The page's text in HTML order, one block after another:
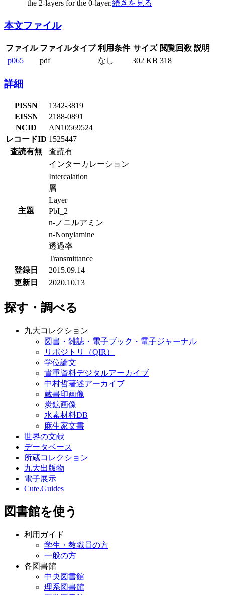
the 2-layers for the 0-layer.続きを見る
本文ファイル
ファイル ファイルタイプ 利用条件 サイズ 閲覧回数 説明
p065
pdf なし 302 KB 318
詳細
PISSN
1342-3819
EISSN
2188-0891
NCID
AN10569524
レコードID 1525447
査読有無
査読有
主題
インターカレーション
Intercalation
層
Layer
PbI_2
n-ノニルアミン
n-Nonylamine
透過率
Transmittance
登録日
2015.09.14
更新日
2020.10.13
探す・調べる
九大コレクション
図書・雑誌・電子ブック・電子ジャーナル
リポジトリ（QIR）
学位論文
貴重資料デジタルアーカイブ
中村哲著述アーカイブ
蔵書印画像
炭鉱画像
水素材料DB
麻生家文書
世界の文献
データベース
所蔵コレクション
九大出版物
電子展示
Cute.Guides
図書館を使う
利用ガイド
学生・教職員の方
一般の方
各図書館
中央図書館
理系図書館